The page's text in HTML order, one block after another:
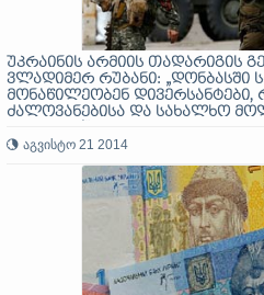
უკრაინის არმიის თადარიგის
ვლადიმერ რუბანი: „დონბასში
მონაწილეობენ დივერსანტები,
ძალოვანებისა და სახალხო
აგვისტო 21 2014